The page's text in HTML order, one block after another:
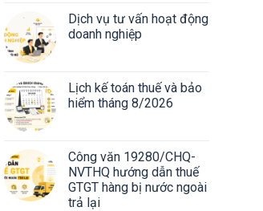
Dịch vụ tư vấn hoạt động
doanh nghiệp
Lịch kế toán thuế và bảo
hiểm tháng 8/2026
Công văn 19280/CHQ-
NVTHQ hướng dẫn thuế
GTGT hàng bị nước ngoài
trả lại